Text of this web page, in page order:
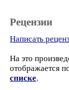
Рецензии
Написать
На это
отображается
списке.